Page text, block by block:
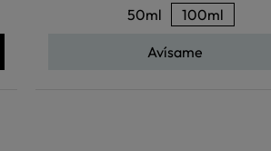
50ml 100ml
Avísame